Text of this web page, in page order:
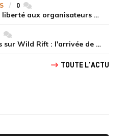
0commentaires
Riot Games donne plus de liberté aux organisateurs de tournois locaux sur League of Legends
commentaires
Les champions disponibles sur Wild Rift : l'arrivée de Cho'Gath
TOUTE L'ACTU